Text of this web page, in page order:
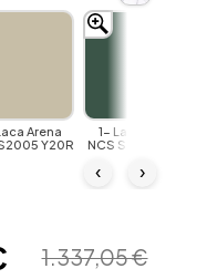
Arena
Y20R
1- Laca Abeto
NCS S7010-G10Y
‹ ›
1.337,05 €